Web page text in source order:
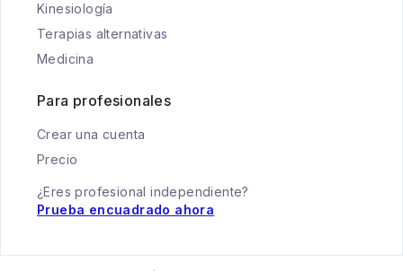
Kinesiología
Terapias alternativas
Medicina
Para profesionales
Crear una cuenta
Precio
¿Eres profesional independiente?
Prueba encuadrado ahora